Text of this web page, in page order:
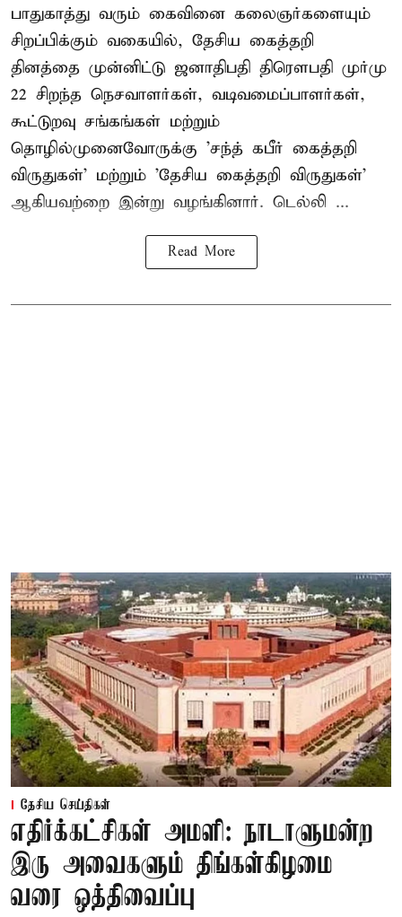
பாதுகாத்து வரும் கைவினை கலைஞர்களையும்
சிறப்பிக்கும் வகையில், தேசிய கைத்தறி
தினத்தை முன்னிட்டு ஜனாதிபதி திரௌபதி முர்மு
22 சிறந்த நெசவாளர்கள், வடிவமைப்பாளர்கள்,
கூட்டுறவு சங்கங்கள் மற்றும்
தொழில்முனைவோருக்கு 'சந்த் கபீர் கைத்தறி
விருதுகள்' மற்றும் 'தேசிய கைத்தறி விருதுகள்'
ஆகியவற்றை இன்று வழங்கினார். டெல்லி ...
Read More
தேசிய செய்திகள்
எதிர்க்கட்சிகள் அமளி: நாடாளுமன்ற
இரு அவைகளும் திங்கள்கிழமை
வரை ஒத்திவைப்பு